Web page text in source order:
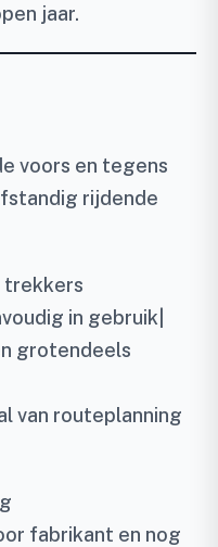
jaar.
voors en tegens
rijdende
trekkers
in gebruik|
grotendeels
van routeplanning
fabrikant en nog